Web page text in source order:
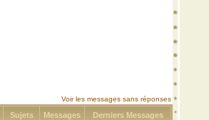
Voir les messages sans réponses
Sujets Messages Derniers Messages